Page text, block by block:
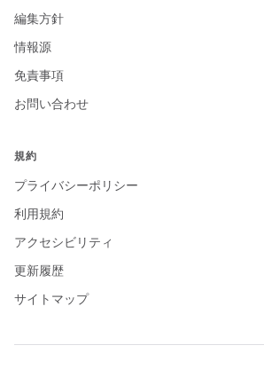
編集方針
情報源
免責事項
お問い合わせ
規約
プライバシーポリシー
利用規約
アクセシビリティ
更新履歴
サイトマップ